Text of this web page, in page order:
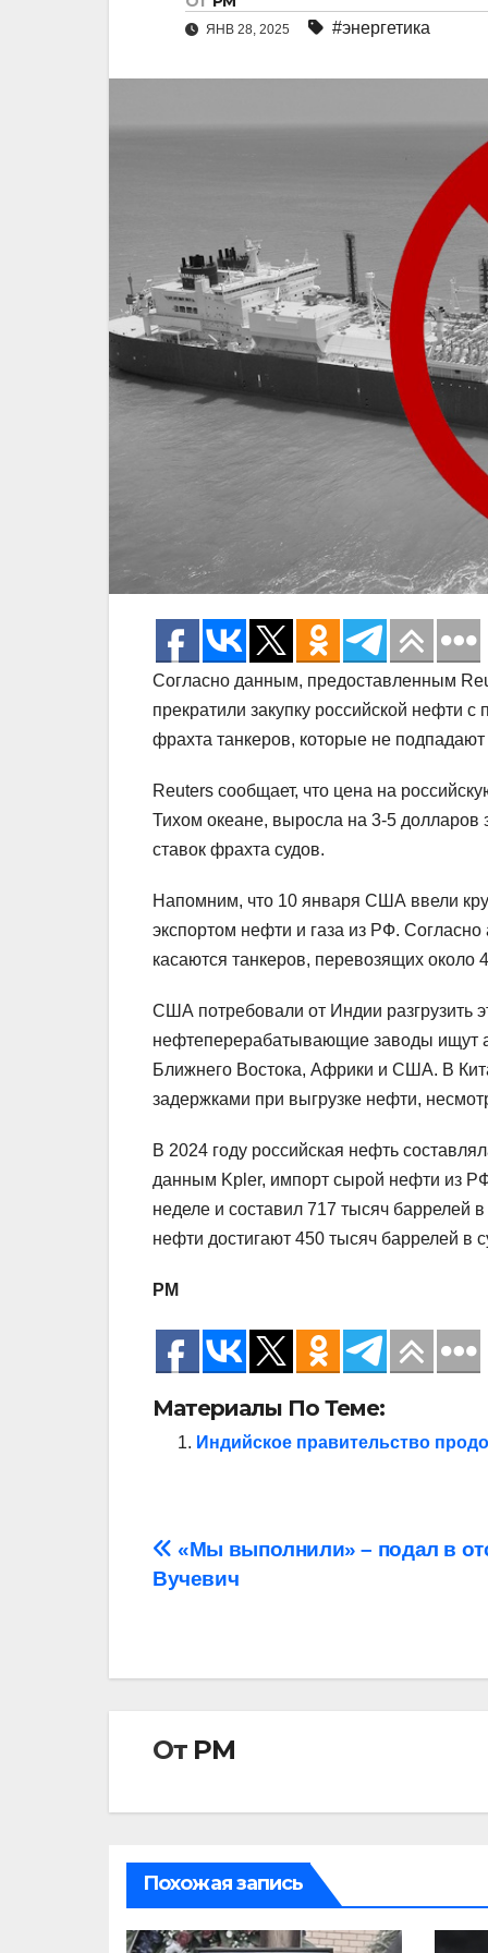
ЯНВ 28, 2025 #энергетика
Согласно данным, предоставленным
прекратили закупку российской нефти
фрахта танкеров, которые не
Reuters сообщает, что цена на
Тихом океане, выросла на 3-5
ставок фрахта судов.
Напомним, что 10 января США ввели
экспортом нефти и газа из РФ.
касаются танкеров, перевозящих около
США потребовали от Индии разгрузить
нефтеперерабатывающие заводы ищут
Ближнего Востока, Африки и США. В
задержками при выгрузке нефти,
В 2024 году российская нефть
данным Kpler, импорт сырой нефти из
неделе и составил 717 тысяч баррелей
нефти достигают 450 тысяч баррелей в
РМ
Материалы По Теме:
Индийское правительство
Навигация
по
«Мы выполнили» – подал в
Вучевич
От РМ
Похожая запись